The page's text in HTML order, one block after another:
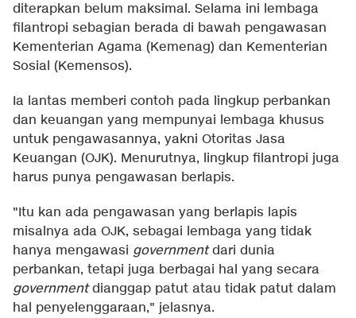
diterapkan belum maksimal. Selama ini lembaga
filantropi sebagian berada di bawah pengawasan
Kementerian Agama (Kemenag) dan Kementerian
Sosial (Kemensos).
Ia lantas memberi contoh pada lingkup perbankan
dan keuangan yang mempunyai lembaga khusus
untuk pengawasannya, yakni Otoritas Jasa
Keuangan (OJK). Menurutnya, lingkup filantropi juga
harus punya pengawasan berlapis.
"Itu kan ada pengawasan yang berlapis lapis
misalnya ada OJK, sebagai lembaga yang tidak
hanya mengawasi governmentdari dunia
perbankan, tetapi juga berbagai hal yang secara
governmentdianggap patut atau tidak patut dalam
hal penyelenggaraan," jelasnya.